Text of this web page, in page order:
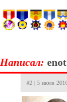
Hаписал: enot
#2 | 5 июля